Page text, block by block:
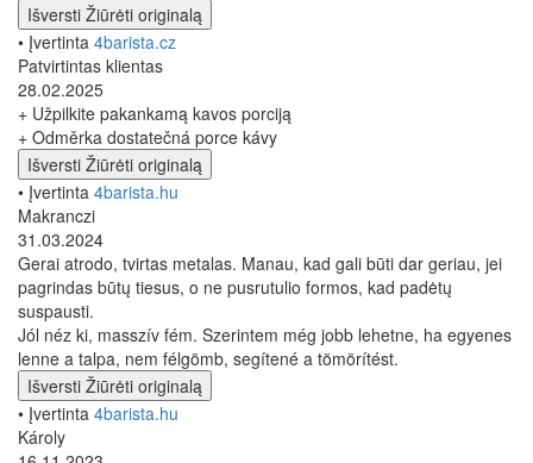
Išversti Žiūrėti originalą
• Įvertinta 4barista.cz
Patvirtintas klientas
28.02.2025
+ Užpilkite pakankamą kavos porciją
+ Odměrka dostatečná porce kávy
Išversti Žiūrėti originalą
• Įvertinta 4barista.hu
Makranczi
31.03.2024
Gerai atrodo, tvirtas metalas. Manau, kad gali būti dar geriau, jei
pagrindas būtų tiesus, o ne pusrutulio formos, kad padėtų
suspausti.
Jól néz ki, masszív fém. Szerintem még jobb lehetne, ha egyenes
lenne a talpa, nem félgömb, segítené a tömörítést.
Išversti Žiūrėti originalą
• Įvertinta 4barista.hu
Károly